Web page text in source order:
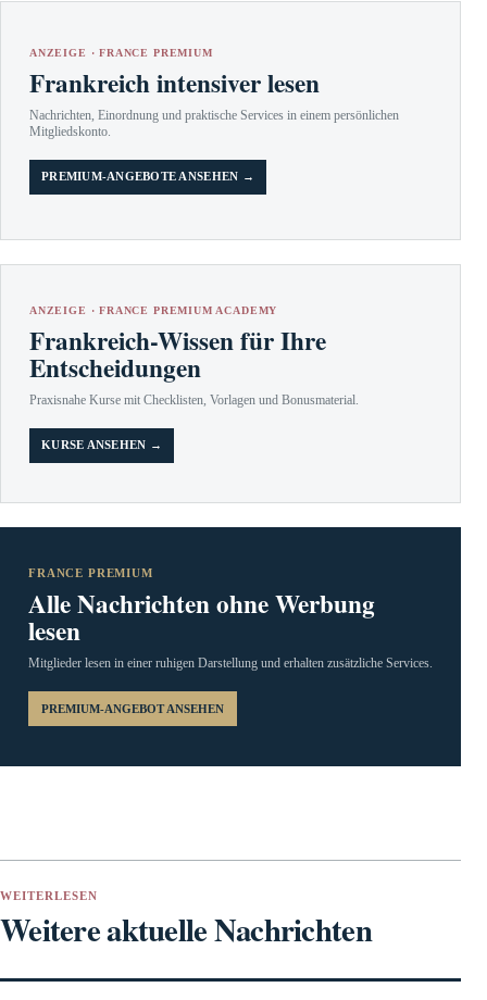
ANZEIGE · FRANCE PREMIUM
Frankreich intensiver lesen
Nachrichten, Einordnung und praktische Services in einem persönlichen
Mitgliedskonto.
PREMIUM-ANGEBOTE ANSEHEN →
ANZEIGE · FRANCE PREMIUM ACADEMY
Frankreich-Wissen für Ihre
Entscheidungen
Praxisnahe Kurse mit Checklisten, Vorlagen und Bonusmaterial.
KURSE ANSEHEN →
FRANCE PREMIUM
Alle Nachrichten ohne Werbung
lesen
Mitglieder lesen in einer ruhigen Darstellung und erhalten zusätzliche Services.
PREMIUM-ANGEBOT ANSEHEN
WEITERLESEN
Weitere aktuelle Nachrichten